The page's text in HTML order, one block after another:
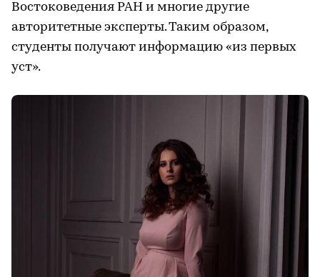
Востоковедения РАН и многие другие
авторитетные эксперты. Таким образом,
студенты получают информацию «из первых
уст».